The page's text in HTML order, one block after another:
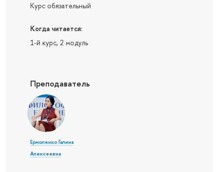
Курс обязательный
Когда читается:
1-й курс, 2 модуль
Преподаватель
Ермоленко Галина
Алексеевна